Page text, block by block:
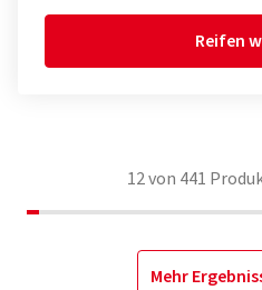
Reifen
12von 441
Mehr